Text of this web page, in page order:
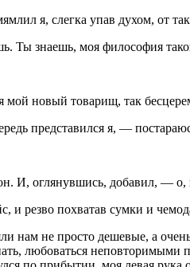
я, слегка упав духом, от
Ты знаешь, моя философия
новый товарищ, так
представился я, —
И, оглянувшись, добавил, — о,
и резво похватав сумки и
нам не просто дешевые, а
любоваться